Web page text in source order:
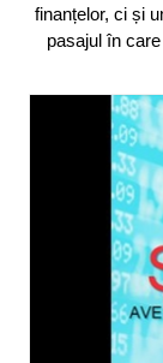
finanțelor, ci și
pasajul în